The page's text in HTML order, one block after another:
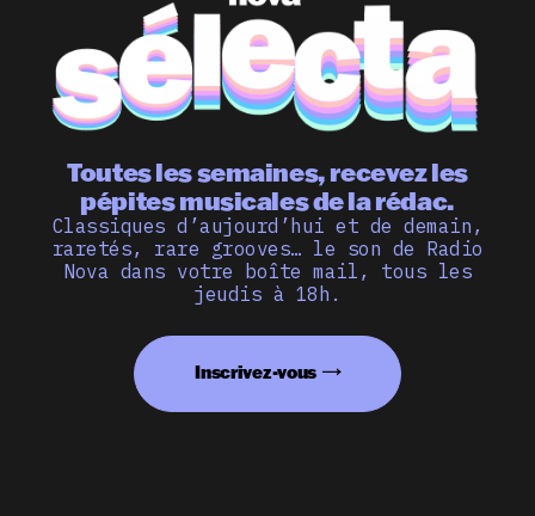
Toutes les semaines, recevez les
pépites musicales de la rédac.
Classiques d’aujourd’hui et de demain,
raretés, rare grooves… le son de Radio
Nova dans votre boîte mail, tous les
jeudis à 18h.
Inscrivez-vous